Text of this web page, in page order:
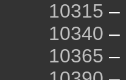
10315 –
10340 –
10365 –